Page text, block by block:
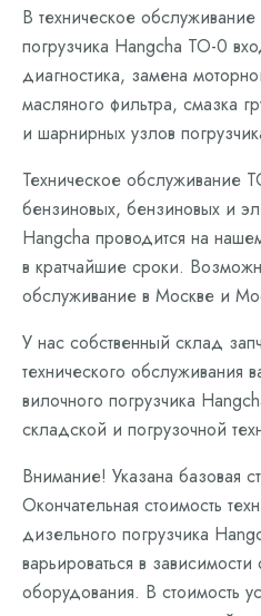
В техническое
погрузчика Hangcha ТО-0
диагностика, замена
масляного фильтра, смазка
и шарнирных узлов
Техническое обслуживание
бензиновых, бензиновых и
Hangcha проводится на
в кратчайшие сроки.
обслуживание в Москве и
У нас собственный склад
технического обслуживания
вилочного погрузчика
складской и погрузочной
Внимание! Указана базовая
Окончательная стоимость
дизельного погрузчика
варьироваться в зависимости
оборудования. В стоимость